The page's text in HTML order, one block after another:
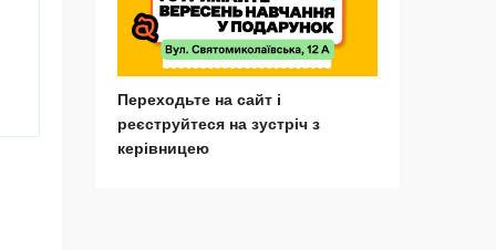
Переходьте на сайт і
реєструйтеся на зустріч з
керівницею